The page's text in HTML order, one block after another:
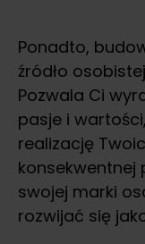
Ponadto,
źródło
Pozwala Ci
pasje i
realizację
swojej marki
rozwijać się